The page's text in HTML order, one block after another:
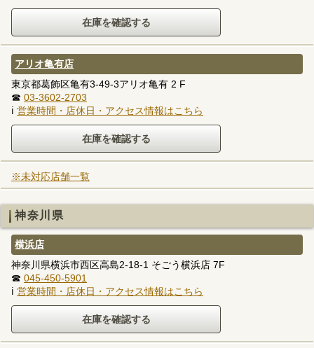
アリオ亀有店
東京都葛飾区亀有3-49-3アリオ亀有 2 F
☎ 03-3602-2703
ℹ 営業時間・店休日・アクセス情報はこちら
※未対応店舗一覧
神奈川県
横浜店
神奈川県横浜市西区高島2-18-1 そごう横浜店 7F
☎ 045-450-5901
ℹ 営業時間・店休日・アクセス情報はこちら